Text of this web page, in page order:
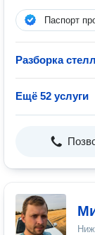
Паспорт
Разборка
Ещё 52 услуги